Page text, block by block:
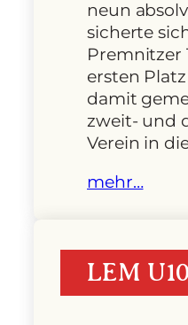
neun
sicherte
Premnitzer
ersten
damit
zweit- und
Verein in
mehr…
LEM U10